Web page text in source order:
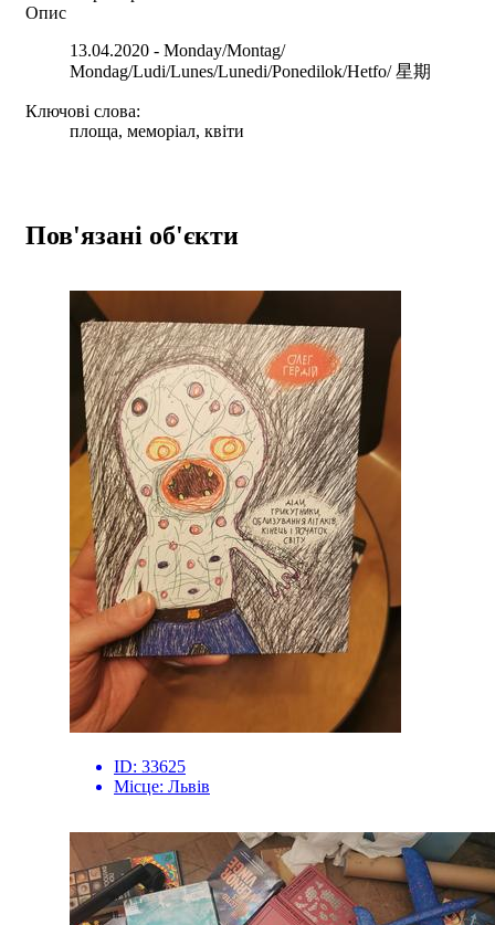
Опис
13.04.2020 - Monday/Montag/
Mondag/Ludi/Lunes/Lunedi/Ponedilok/Hetfo/ 星期
Ключові слова:
площа, меморіал, квіти
Пов'язані об'єкти
ID: 33625
Місце: Львів